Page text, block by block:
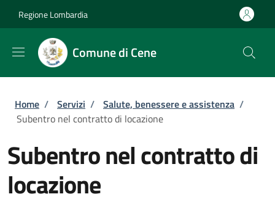
Regione Lombardia
Comune di Cene
Briciole di pane
Home / Servizi / Salute, benessere e assistenza /
Subentro nel contratto di locazione
Subentro nel contratto di
locazione